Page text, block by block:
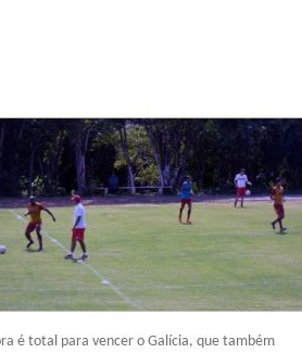
é total para vencer o Galícia, que também